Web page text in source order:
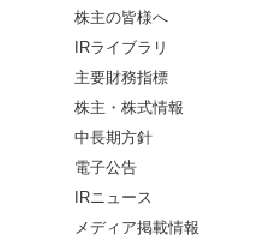
株主の皆様へ
IRライブラリ
主要財務指標
株主・株式情報
中長期方針
電子公告
IRニュース
メディア掲載情報